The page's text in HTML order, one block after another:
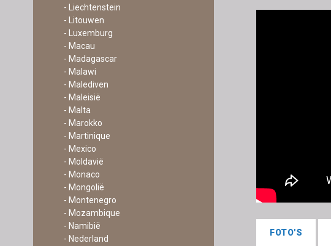
- Liechtenstein
- Litouwen
- Luxemburg
- Macau
- Madagascar
- Malawi
- Malediven
- Maleisië
- Malta
- Marokko
- Martinique
- Mexico
- Moldavië
- Monaco
- Mongolië
- Montenegro
- Mozambique
- Namibië
- Nederland
FOTO'S